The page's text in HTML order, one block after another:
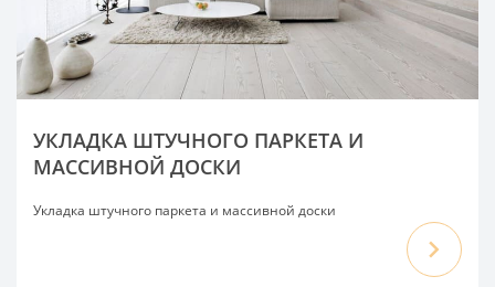
УКЛАДКА ШТУЧНОГО ПАРКЕТА И
МАССИВНОЙ ДОСКИ
Укладка штучного паркета и массивной доски